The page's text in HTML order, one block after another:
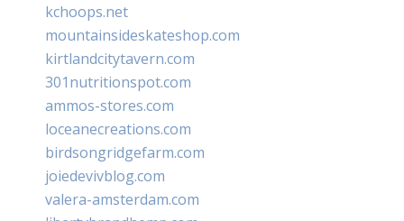
kchoops.net
mountainsideskateshop.com
kirtlandcitytavern.com
301nutritionspot.com
ammos-stores.com
loceanecreations.com
birdsongridgefarm.com
joiedevivblog.com
valera-amsterdam.com